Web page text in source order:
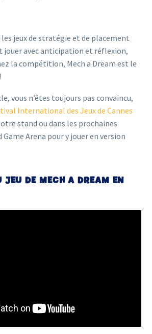
jeux de stratégie et de placement
jouer avec anticipation et réflexion,
la compétition, Mech a Dream est le
vous n’êtes toujours pas convaincu,
International des Jeux de Cannes
stand ou dans les prochaines
Game Arena pour y jouer en version
JEU DE MECH A DREAM EN